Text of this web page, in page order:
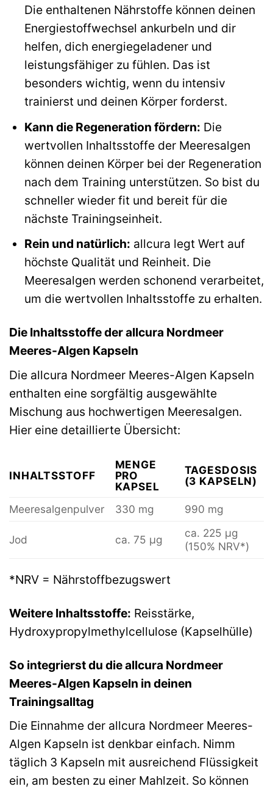
Die enthaltenen Nährstoffe können deinen
Energiestoffwechsel ankurbeln und dir
helfen, dich energiegeladener und
leistungsfähiger zu fühlen. Das ist
besonders wichtig, wenn du intensiv
trainierst und deinen Körper forderst.
Kann die Regeneration fördern: Die
wertvollen Inhaltsstoffe der Meeresalgen
können deinen Körper bei der Regeneration
nach dem Training unterstützen. So bist du
schneller wieder fit und bereit für die
nächste Trainingseinheit.
Rein und natürlich: allcura legt Wert auf
höchste Qualität und Reinheit. Die
Meeresalgen werden schonend verarbeitet,
um die wertvollen Inhaltsstoffe zu erhalten.
Die Inhaltsstoffe der allcura Nordmeer
Meeres-Algen Kapseln
Die allcura Nordmeer Meeres-Algen Kapseln
enthalten eine sorgfältig ausgewählte
Mischung aus hochwertigen Meeresalgen.
Hier eine detaillierte Übersicht:
INHALTSSTOFF
MENGE
PRO
KAPSEL
TAGESDOSIS
(3 KAPSELN)
Meeresalgenpulver 330 mg 990 mg
Jod ca. 75 µg
ca. 225 µg
(150% NRV*)
*NRV = Nährstoffbezugswert
Weitere Inhaltsstoffe: Reisstärke,
Hydroxypropylmethylcellulose (Kapselhülle)
So integrierst du die allcura Nordmeer
Meeres-Algen Kapseln in deinen
Trainingsalltag
Die Einnahme der allcura Nordmeer Meeres-
Algen Kapseln ist denkbar einfach. Nimm
täglich 3 Kapseln mit ausreichend Flüssigkeit
ein, am besten zu einer Mahlzeit. So können